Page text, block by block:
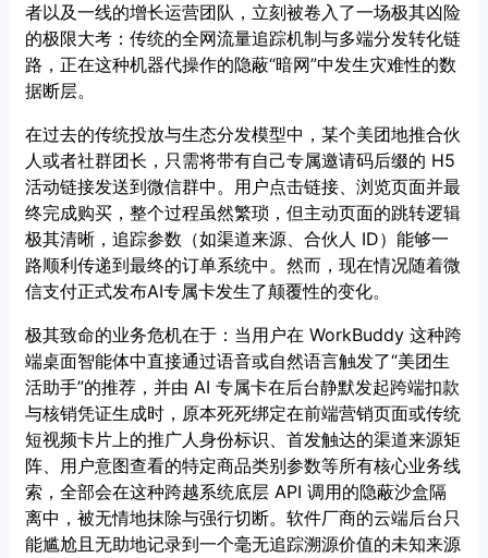
者以及一线的增长运营团队，立刻被卷入了一场极其凶险
的极限大考：传统的全网流量追踪机制与多端分发转化链
路，正在这种机器代操作的隐蔽“暗网”中发生灾难性的数
据断层。
在过去的传统投放与生态分发模型中，某个美团地推合伙
人或者社群团长，只需将带有自己专属邀请码后缀的 H5
活动链接发送到微信群中。用户点击链接、浏览页面并最
终完成购买，整个过程虽然繁琐，但主动页面的跳转逻辑
极其清晰，追踪参数（如渠道来源、合伙人 ID）能够一
路顺利传递到最终的订单系统中。然而，现在情况随着微
信支付正式发布AI专属卡发生了颠覆性的变化。
极其致命的业务危机在于：当用户在 WorkBuddy 这种跨
端桌面智能体中直接通过语音或自然语言触发了“美团生
活助手”的推荐，并由 AI 专属卡在后台静默发起跨端扣款
与核销凭证生成时，原本死死绑定在前端营销页面或传统
短视频卡片上的推广人身份标识、首发触达的渠道来源矩
阵、用户意图查看的特定商品类别参数等所有核心业务线
索，全部会在这种跨越系统底层 API 调用的隐蔽沙盒隔
离中，被无情地抹除与强行切断。软件厂商的云端后台只
能尴尬且无助地记录到一个毫无追踪溯源价值的未知来源